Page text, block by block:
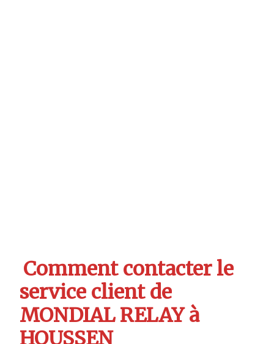
Comment contacter le
service client de
MONDIAL RELAY à
HOUSSEN